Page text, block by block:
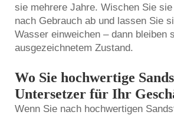
sie mehrere Jahre. Wischen Sie
nach Gebrauch ab und lassen Sie
Wasser einweichen – dann bleiben
ausgezeichnetem Zustand.
Wo Sie hochwertige
Untersetzer für Ihr
Wenn Sie nach hochwertigen